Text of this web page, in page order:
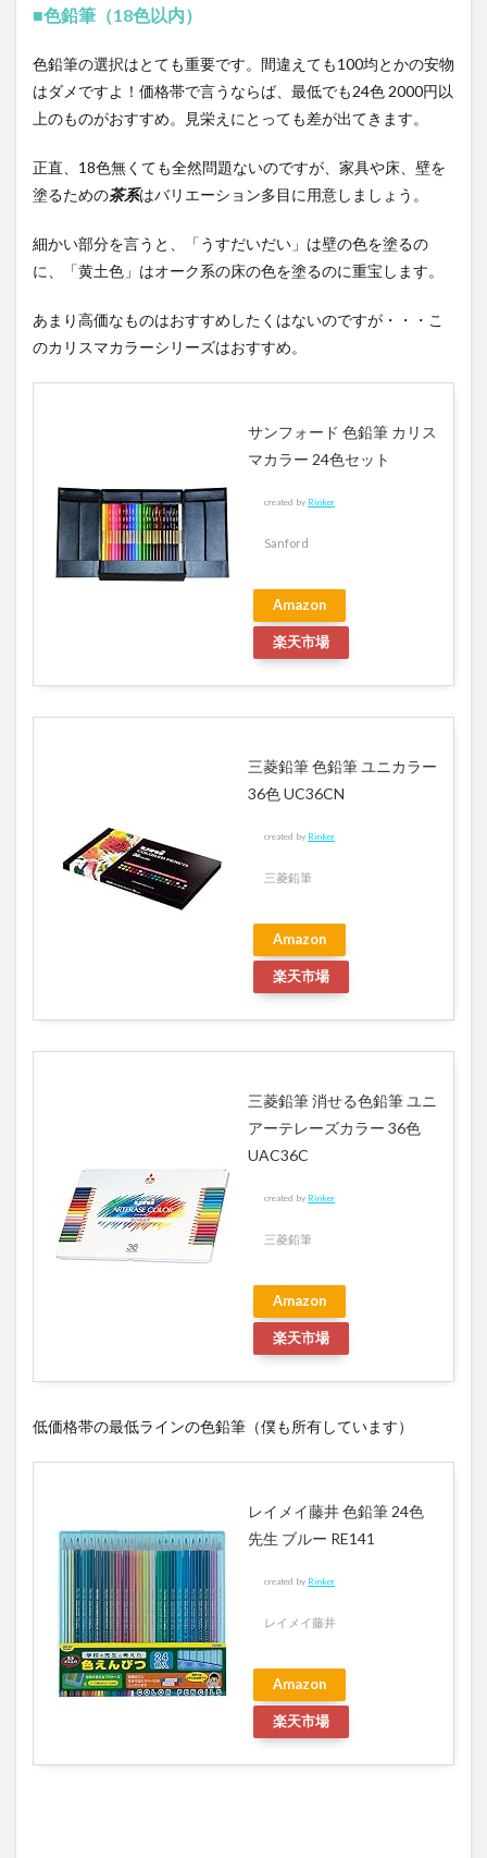
■色鉛筆（18色以内）
色鉛筆の選択はとても重要です。間違えても100均とかの安物
はダメですよ！価格帯で言うならば、最低でも24色 2000円以
上のものがおすすめ。見栄えにとっても差が出てきます。
正直、18色無くても全然問題ないのですが、家具や床、壁を
塗るための茶系はバリエーション多目に用意しましょう。
細かい部分を言うと、「うすだいだい」は壁の色を塗るの
に、「黄土色」はオーク系の床の色を塗るのに重宝します。
あまり高価なものはおすすめしたくはないのですが・・・こ
のカリスマカラーシリーズはおすすめ。
サンフォード 色鉛筆 カリス
マカラー 24色セット
created by Rinker
Sanford
Amazon
楽天市場
三菱鉛筆 色鉛筆 ユニカラー
36色 UC36CN
created by Rinker
三菱鉛筆
Amazon
楽天市場
三菱鉛筆 消せる色鉛筆 ユニ
アーテレーズカラー 36色
UAC36C
created by Rinker
三菱鉛筆
Amazon
楽天市場
低価格帯の最低ラインの色鉛筆（僕も所有しています）
レイメイ藤井 色鉛筆 24色
先生 ブルー RE141
created by Rinker
レイメイ藤井
Amazon
楽天市場